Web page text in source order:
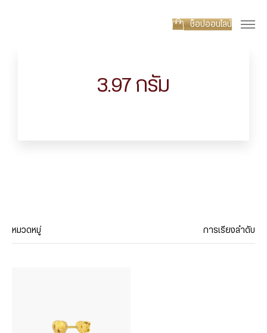
ช็อปออนไลน์
3.97 กรัม
หมวดหมู่ การเรียงลำดับ